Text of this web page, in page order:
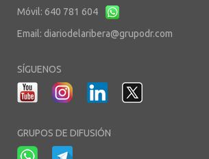
Móvil: 640 781 604
Email: diariodelaribera@grupodr.com
SÍGUENOS
GRUPOS DE DIFUSIÓN